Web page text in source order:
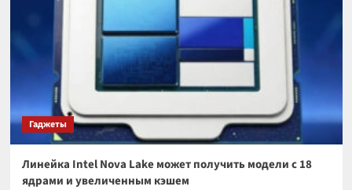
Гаджеты
Линейка Intel Nova Lake может получить модели с 18
ядрами и увеличенным кэшем